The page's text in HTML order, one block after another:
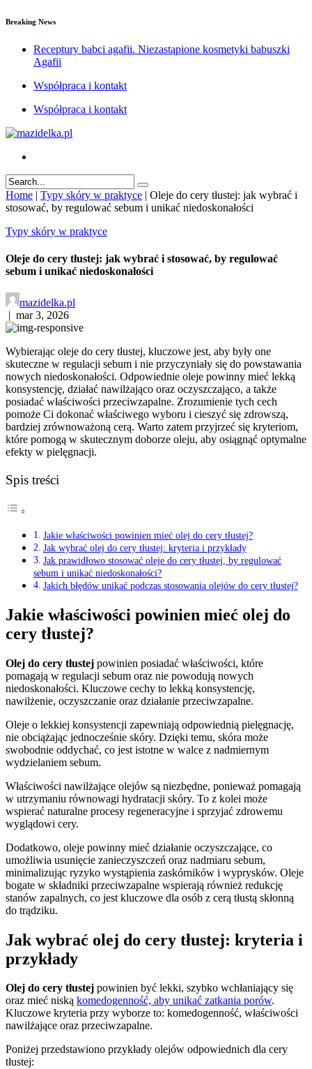
Breaking News
Receptury babci agafii. Niezastąpione kosmetyki babuszki
Agafii
Współpraca i kontakt
Współpraca i kontakt
Home | Typy skóry w praktyce | Oleje do cery tłustej: jak wybrać i
stosować, by regulować sebum i unikać niedoskonałości
Typy skóry w praktyce
Oleje do cery tłustej: jak wybrać i stosować, by regulować
sebum i unikać niedoskonałości
mazidelka.pl
mar 3, 2026
Wybierając oleje do cery tłustej, kluczowe jest, aby były one
skuteczne w regulacji sebum i nie przyczyniały się do powstawania
nowych niedoskonałości. Odpowiednie oleje powinny mieć lekką
konsystencję, działać nawilżająco oraz oczyszczająco, a także
posiadać właściwości przeciwzapalne. Zrozumienie tych cech
pomoże Ci dokonać właściwego wyboru i cieszyć się zdrowszą,
bardziej zrównoważoną cerą. Warto zatem przyjrzeć się kryteriom,
które pomogą w skutecznym doborze oleju, aby osiągnąć optymalne
efekty w pielęgnacji.
Spis treści
Jakie właściwości powinien mieć olej do cery tłustej?
Jak wybrać olej do cery tłustej: kryteria i przykłady
Jak prawidłowo stosować oleje do cery tłustej, by regulować
sebum i unikać niedoskonałości?
Jakich błędów unikać podczas stosowania olejów do cery tłustej?
Jakie właściwości powinien mieć olej do
cery tłustej?
Olej do cery tłustej powinien posiadać właściwości, które
pomagają w regulacji sebum oraz nie powodują nowych
niedoskonałości. Kluczowe cechy to lekką konsystencję,
nawilżenie, oczyszczanie oraz działanie przeciwzapalne.
Oleje o lekkiej konsystencji zapewniają odpowiednią pielęgnację,
nie obciążając jednocześnie skóry. Dzięki temu, skóra może
swobodnie oddychać, co jest istotne w walce z nadmiernym
wydzielaniem sebum.
Właściwości nawilżające olejów są niezbędne, ponieważ pomagają
w utrzymaniu równowagi hydratacji skóry. To z kolei może
wspierać naturalne procesy regeneracyjne i sprzyjać zdrowemu
wyglądowi cery.
Dodatkowo, oleje powinny mieć działanie oczyszczające, co
umożliwia usunięcie zanieczyszczeń oraz nadmiaru sebum,
minimalizując ryzyko wystąpienia zaskórników i wyprysków. Oleje
bogate w składniki przeciwzapalne wspierają również redukcję
stanów zapalnych, co jest kluczowe dla osób z cerą tłustą skłonną
do trądziku.
Jak wybrać olej do cery tłustej: kryteria i
przykłady
Olej do cery tłustej powinien być lekki, szybko wchłaniający się
oraz mieć niską komedogenność, aby unikać zatkania porów.
Kluczowe kryteria przy wyborze to: komedogenność, właściwości
nawilżające oraz przeciwzapalne.
Poniżej przedstawiono przykłady olejów odpowiednich dla cery
tłustej: